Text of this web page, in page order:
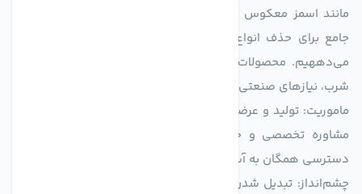
جامع برای حذف انواع آلاینده‌ها، املاح و نمک از منابع آبی ارائه
می‌دههیم. محصولات ما برای مصارف متنوعی از جمله تأمین آب
شرب، نیازهای صنعتی و کشاورزی طراحی و بهینه‌سازی شده‌اند.
ماموریت: تولید و عرضه محصولاتی با بالاترین استاندارد کیفی، ارائه
مشاوره تخصصی و خدمات پس از فروش مطمئن برای تضمین
دسترسی همگان به آب پاک و سالم.
چشم‌انداز: تبدیل شدن به انتخاب اول صنایع و مصرف‌کنندگان در